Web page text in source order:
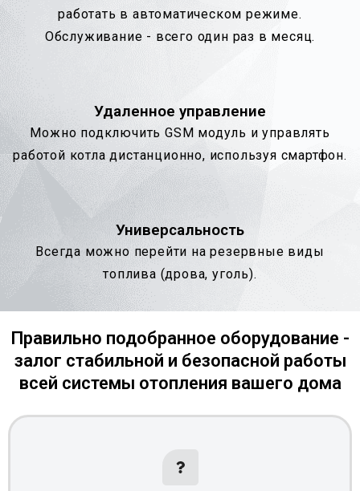
работать в автоматическом режиме.
Обслуживание - всего один раз в месяц.
Удаленное управление
Можно подключить GSM модуль и управлять
работой котла дистанционно, используя смартфон.
Универсальность
Всегда можно перейти на резервные виды
топлива (дрова, уголь).
Правильно подобранное оборудование -
залог стабильной и безопасной работы
всей системы отопления вашего дома